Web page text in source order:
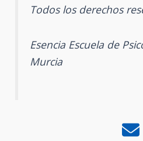
Todos los derechos
Esencia Escuela de
Murcia